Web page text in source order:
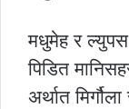
मधुमेह र ल्युपस
पिडित
अर्थात